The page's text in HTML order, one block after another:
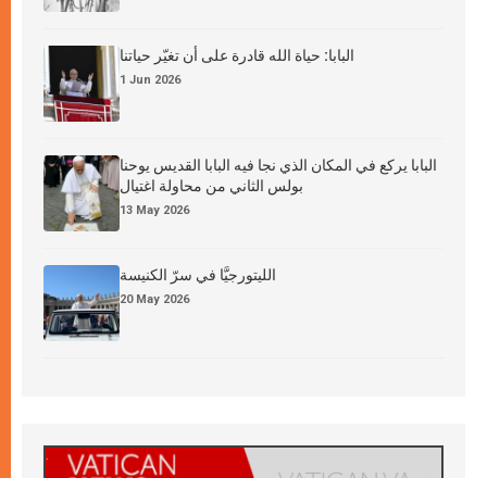
البابا: حياة الله قادرة على أن تغيّر حياتنا
1 Jun 2026
البابا يركع في المكان الذي نجا فيه البابا القديس يوحنا
بولس الثاني من محاولة اغتيال
13 May 2026
الليتورجيَّا في سرّ الكنيسة
20 May 2026